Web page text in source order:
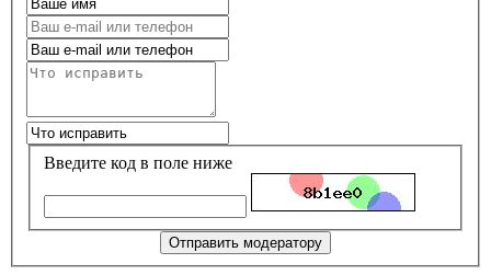
Введите код в поле ниже
Отправить модератору